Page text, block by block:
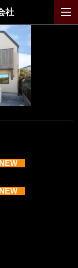
社
NEW
NEW